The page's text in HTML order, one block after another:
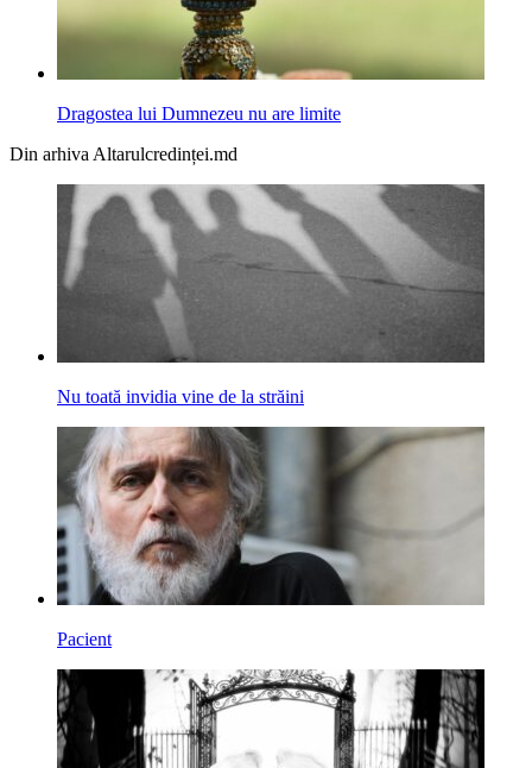
Dragostea lui Dumnezeu nu are limite
Din arhiva Altarulcredinței.md
Nu toată invidia vine de la străini
Pacient